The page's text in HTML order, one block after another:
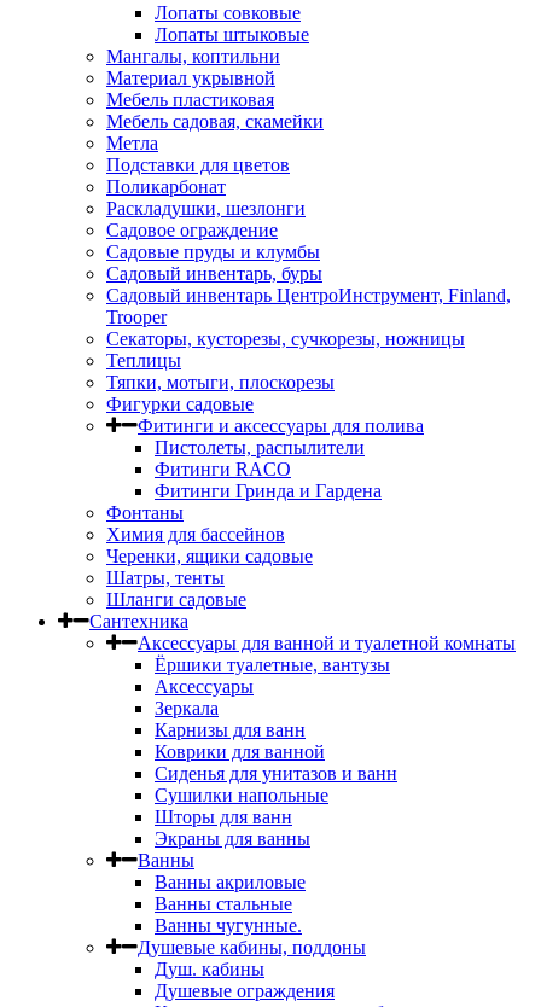
Лопаты совковые
Лопаты штыковые
Мангалы, коптильни
Материал укрывной
Мебель пластиковая
Мебель садовая, скамейки
Метла
Подставки для цветов
Поликарбонат
Раскладушки, шезлонги
Садовое ограждение
Садовые пруды и клумбы
Садовый инвентарь, буры
Садовый инвентарь ЦентроИнструмент, Finland,
Trooper
Секаторы, кусторезы, сучкорезы, ножницы
Теплицы
Тяпки, мотыги, плоскорезы
Фигурки садовые
Фитинги и аксессуары для полива
Пистолеты, распылители
Фитинги RACO
Фитинги Гринда и Гардена
Фонтаны
Химия для бассейнов
Черенки, ящики садовые
Шатры, тенты
Шланги садовые
Сантехника
Аксессуары для ванной и туалетной комнаты
Ёршики туалетные, вантузы
Аксессуары
Зеркала
Карнизы для ванн
Коврики для ванной
Сиденья для унитазов и ванн
Сушилки напольные
Шторы для ванн
Экраны для ванны
Ванны
Ванны акриловые
Ванны стальные
Ванны чугунные.
Душевые кабины, поддоны
Душ. кабины
Душевые ограждения